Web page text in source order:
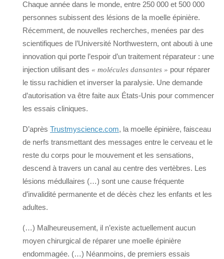
Chaque année dans le monde, entre 250 000 et 500 000
personnes subissent des lésions de la moelle épinière.
Récemment, de nouvelles recherches, menées par des
scientifiques de l’Université Northwestern, ont abouti à une
innovation qui porte l’espoir d’un traitement réparateur : une
injection utilisant des ​ « molécules dansantes » pour réparer
le tissu rachidien et inverser la paralysie. Une demande
d’autorisation va être faite aux États-Unis pour commencer
les essais cliniques.
D’après Trustmyscience.com, la moelle épinière, faisceau
de nerfs transmettant des messages entre le cerveau et le
reste du corps pour le mouvement et les sensations,
descend à travers un canal au centre des vertèbres. Les
lésions médullaires (…) sont une cause fréquente
d’invalidité permanente et de décès chez les enfants et les
adultes.
(…) Malheureusement, il n’existe actuellement aucun
moyen chirurgical de réparer une moelle épinière
endommagée. (…) Néanmoins, de premiers essais